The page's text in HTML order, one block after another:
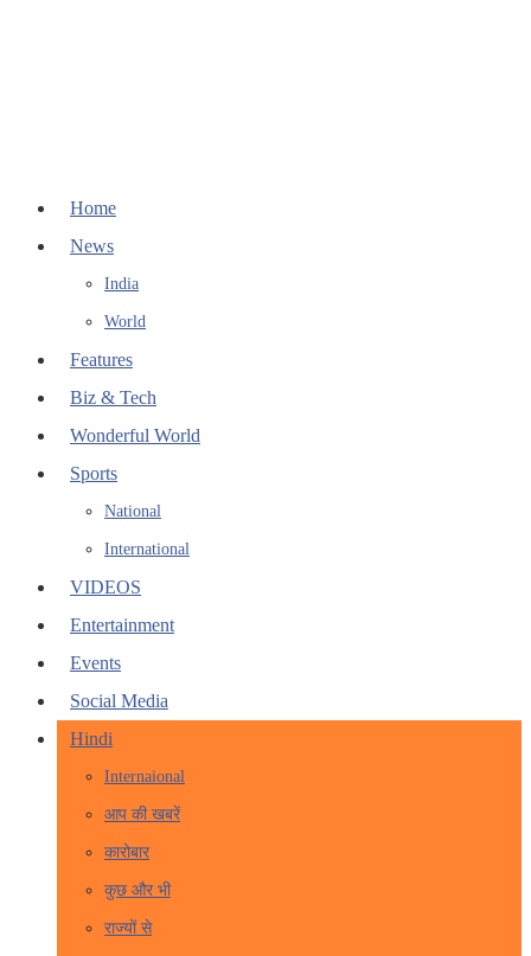
Home
News
India
World
Features
Biz & Tech
Wonderful World
Sports
National
International
VIDEOS
Entertainment
Events
Social Media
Hindi
Internaional
आप की खबरें
कारोबार
कुछ और भी
राज्यों से